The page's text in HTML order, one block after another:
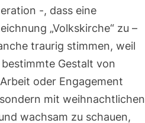
-, dass eine
„Volkskirche“ zu –
traurig stimmen, weil
Gestalt von
oder Engagement
mit weihnachtlichen
wachsam zu schauen,